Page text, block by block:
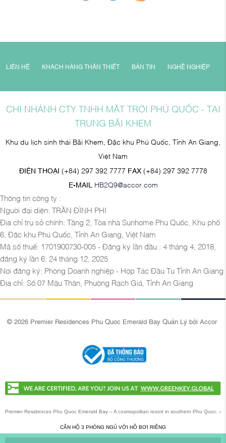
LIÊN HỆ KHÁCH HÀNG THÂN THIẾT BẢN TIN NGHỀ NGHIỆP
CHI NHÁNH CTY TNHH MẶT TRỜI PHÚ QUỐC - TẠI
TRUNG BÃI KHEM
Khu du lịch sinh thái Bãi Khem, Đặc khu Phú Quốc, Tỉnh An Giang,
Việt Nam
ĐIỆN THOẠI (+84) 297 392 7777 FAX (+84) 297 392 7778
E-MAIL HB2Q9@accor.com
Thông tin công ty :
Người đại diện: TRẦN ĐÌNH PHI
Địa chỉ trụ sở chính: Tầng 2, Tòa nhà Sunhome Phú Quốc, Khu phố
6, Đặc khu Phú Quốc, Tỉnh An Giang, Việt Nam
Mã số thuế: 1701900730-005 - Đăng ký lần đầu : 4 tháng 4, 2018,
đăng ký lần 6: 24 tháng 12, 2025
Nơi đăng ký: Phòng Doanh nghiệp - Hợp Tác Đầu Tư Tỉnh An Giang
Địa chỉ: Số 07 Mậu Thân, Phường Rạch Giá, Tỉnh An Giang
© 2026 Premier Residences Phu Quoc Emerald Bay Quản Lý bởi Accor
Premier Residences Phu Quoc Emerald Bay – A cosmopolitan resort in southern Phu Quoc. -
CĂN HỘ 3 PHÒNG NGỦ VỚI HỒ BƠI RIÊNG